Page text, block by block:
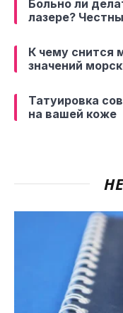
Больно ли
лазере?
К чему снится
значений
Татуировка
на вашей коже